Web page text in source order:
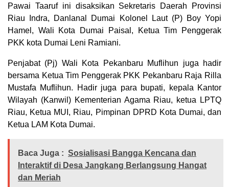
Pawai Taaruf ini disaksikan Sekretaris Daerah Provinsi
Riau Indra, Danlanal Dumai Kolonel Laut (P) Boy Yopi
Hamel, Wali Kota Dumai Paisal, Ketua Tim Penggerak
PKK kota Dumai Leni Ramiani.
Penjabat (Pj) Wali Kota Pekanbaru Muflihun juga hadir
bersama Ketua Tim Penggerak PKK Pekanbaru Raja Rilla
Mustafa Muflihun. Hadir juga para bupati, kepala Kantor
Wilayah (Kanwil) Kementerian Agama Riau, ketua LPTQ
Riau, Ketua MUI, Riau, Pimpinan DPRD Kota Dumai, dan
Ketua LAM Kota Dumai.
Baca Juga : Sosialisasi Bangga Kencana dan
Interaktif di Desa Jangkang Berlangsung Hangat
dan Meriah